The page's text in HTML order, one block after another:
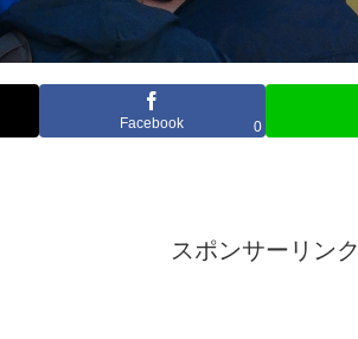
Facebook 0
スポンサーリンク